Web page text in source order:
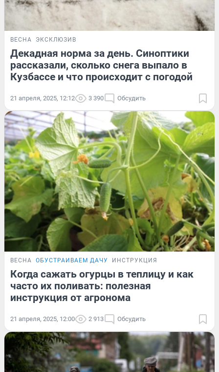
ВЕСНА ЭКСКЛЮЗИВ
Декадная норма за день. Синоптики
рассказали, сколько снега выпало в
Кузбассе и что происходит с погодой
21 апреля, 2025, 12:12 3 390 Обсудить
ВЕСНА ОБУСТРАИВАЕМ ДАЧУ ИНСТРУКЦИЯ
Когда сажать огурцы в теплицу и как
часто их поливать: полезная
инструкция от агронома
21 апреля, 2025, 12:00 2 913 Обсудить